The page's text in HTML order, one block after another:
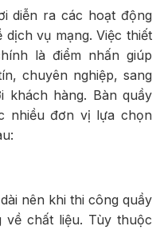
diễn ra các hoạt động
vụ mạng. Việc thiết
là điểm nhấn giúp
chuyên nghiệp, sang
hàng. Bàn quầy
nhiều đơn vị lựa chọn
nên khi thi công quầy
chất liệu. Tùy thuộc